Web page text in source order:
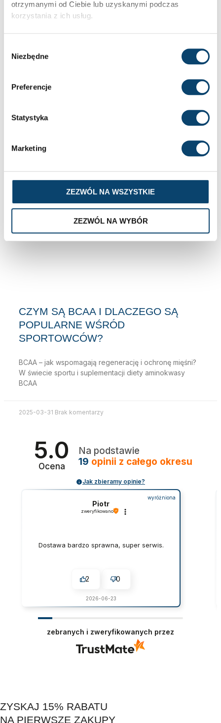
otrzymanymi od Ciebie lub uzyskanymi podczas
korzystania z ich usług.
zgody
Niezbędne
Preferencje
Statystyka
Marketing
ZEZWÓL NA WSZYSTKIE
ZEZWÓL NA WYBÓR
BCAA — CO TO JEST I JAK DZIAŁA?
to jeden z najpopularniejszych suplementów diety
wśród sportowców i osób
2025-12-30
CZYM SĄ BCAA I DLACZEGO SĄ
POPULARNE WŚRÓD
SPORTOWCÓW?
BCAA – jak wspomagają regenerację i ochronę mięśni?
W świecie sportu i suplementacji diety aminokwasy
BCAA
2025-03-31 Brak komentarzy
5.0
Ocena
Na podstawie
19 opinii z całego okresu
Jak zbieramy opinie?
wyróżniona
Piotr
zweryfikowano
Dostawa bardzo sprawna, super serwis.
2 0
2026-06-23
zebranych i zweryfikowanych przez
ZYSKAJ 15% RABATU
NA PIERWSZE ZAKUPY